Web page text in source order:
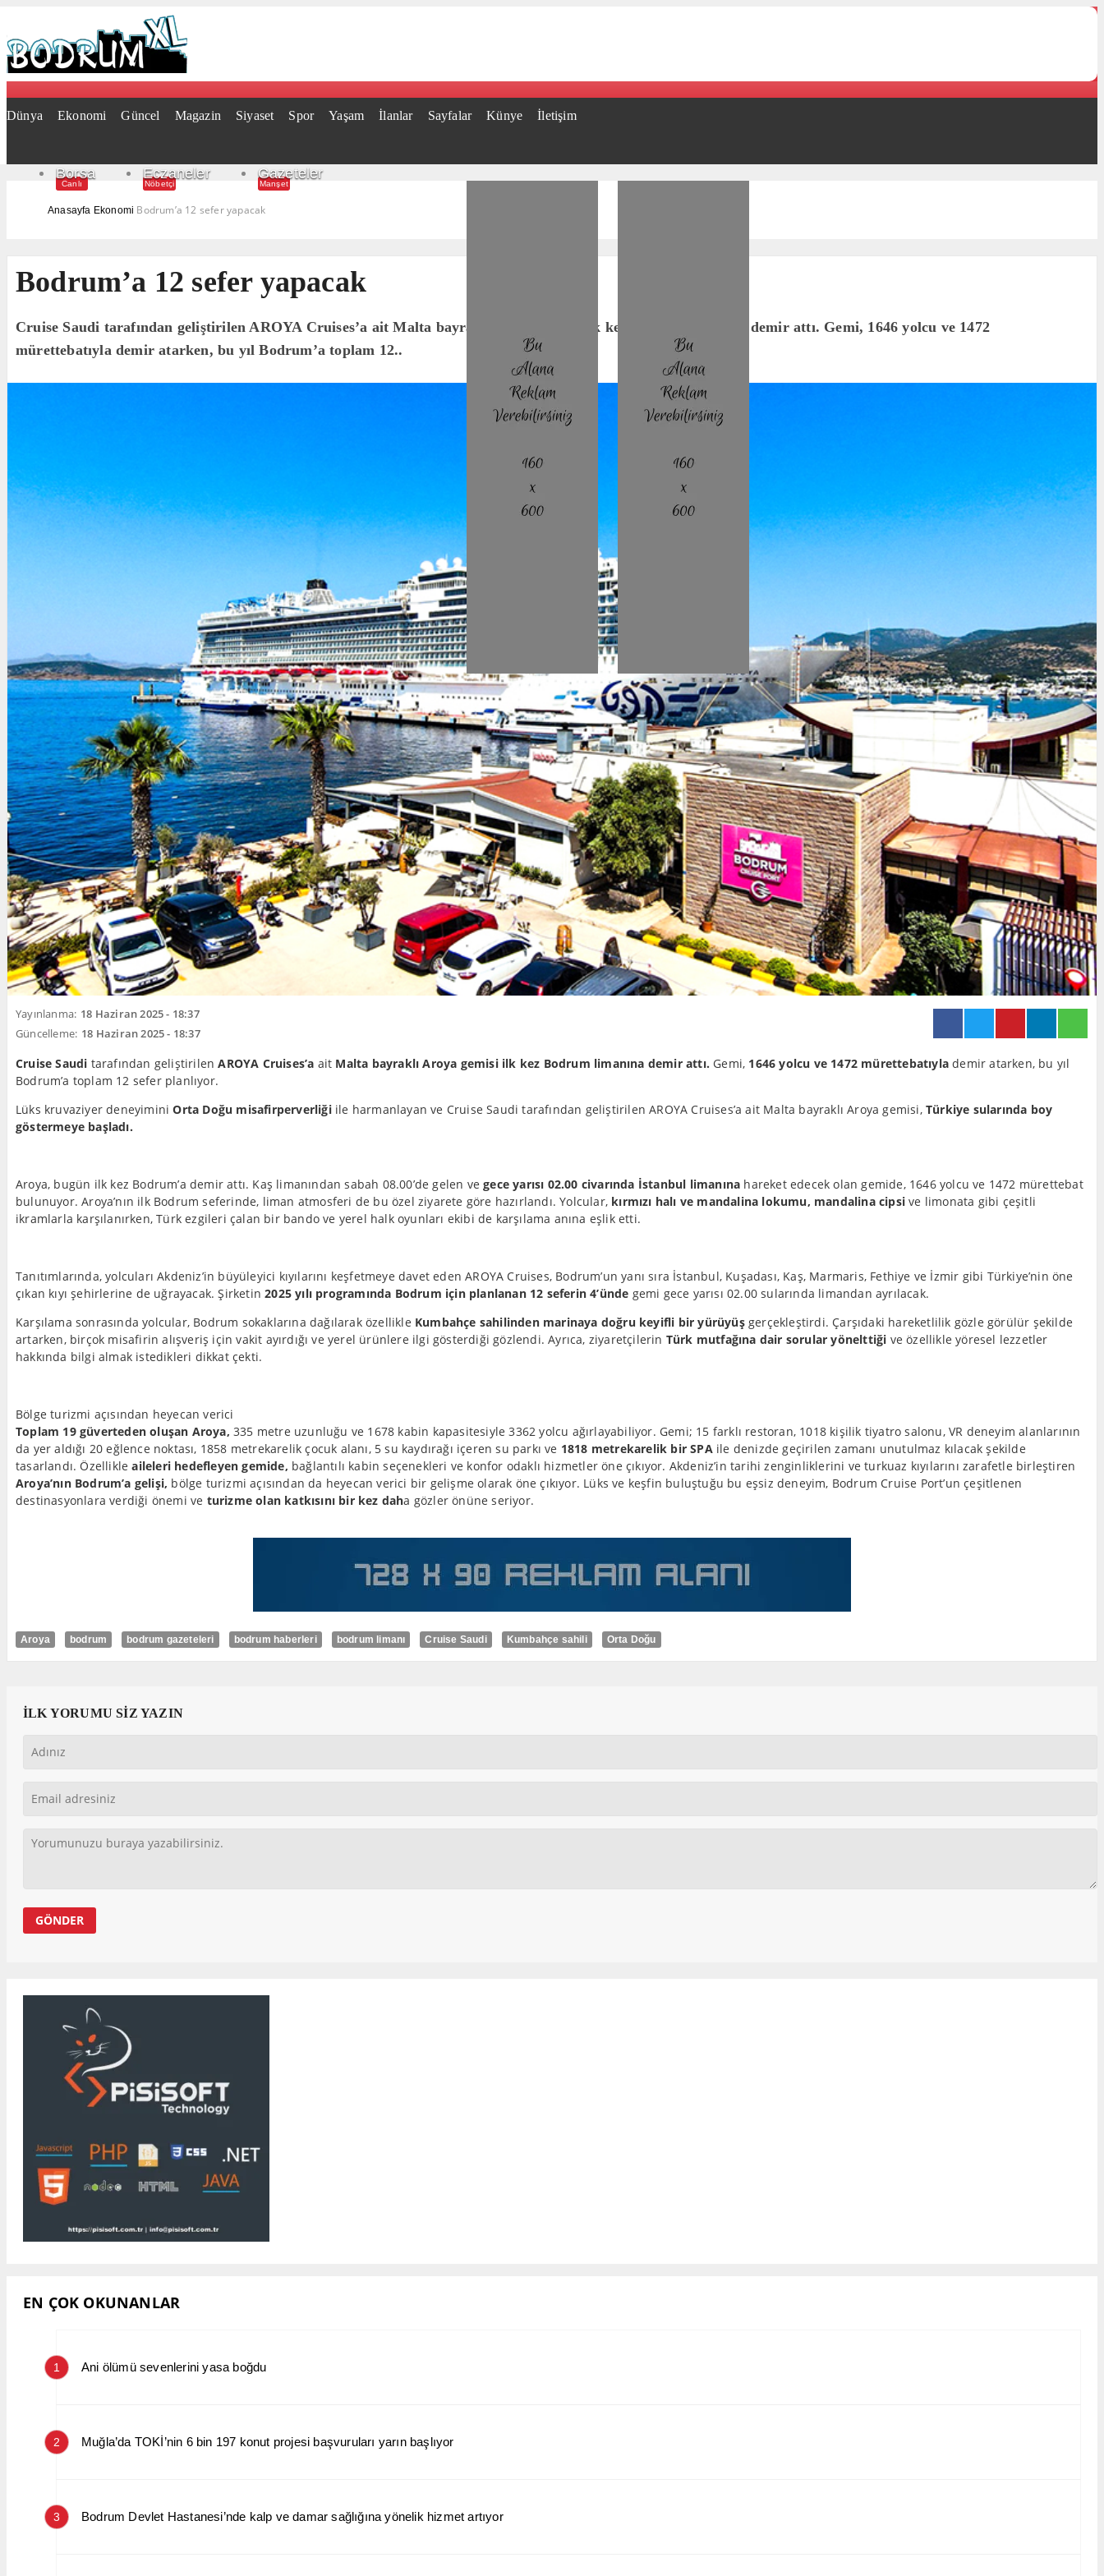
Dünya Ekonomi Güncel Magazin Siyaset Spor Yaşam İlanlar Sayfalar Künye İletişim
Borsa
Canlı
Eczaneler
Nöbetçi
Gazeteler
Manşet
Anasayfa Ekonomi Bodrum’a 12 sefer yapacak
Bodrum’a 12 sefer yapacak
Cruise Saudi tarafından geliştirilen AROYA Cruises’a ait Malta bayraklı Aroya gemisi ilk kez Bodrum limanına demir attı. Gemi, 1646 yolcu ve 1472
mürettebatıyla demir atarken, bu yıl Bodrum’a toplam 12..
Yayınlanma: 18 Haziran 2025 - 18:37
Güncelleme: 18 Haziran 2025 - 18:37
Cruise Saudi tarafından geliştirilen AROYA Cruises’a ait Malta bayraklı Aroya gemisi ilk kez Bodrum limanına demir attı. Gemi, 1646 yolcu ve 1472 mürettebatıyla demir atarken, bu yıl
Bodrum’a toplam 12 sefer planlıyor.
Lüks kruvaziyer deneyiminiOrta Doğu misafirperverliğiile harmanlayan ve Cruise Saudi tarafından geliştirilen AROYA Cruises’a ait Malta bayraklı Aroya gemisi,Türkiye sularında boy
göstermeye başladı.
Aroya, bugün ilk kez Bodrum’a demir attı. Kaş limanından sabah 08.00’de gelen vegece yarısı 02.00 civarında İstanbul limanına hareket edecek olan gemide, 1646 yolcu ve 1472 mürettebat
bulunuyor. Aroya’nın ilk Bodrum seferinde, liman atmosferi de bu özel ziyarete göre hazırlandı. Yolcular, kırmızı halı ve mandalina lokumu, mandalina cipsi ve limonata gibi çeşitli
ikramlarla karşılanırken, Türk ezgileri çalan bir bando ve yerel halk oyunları ekibi de karşılama anına eşlik etti.
Tanıtımlarında, yolcuları Akdeniz’in büyüleyici kıyılarını keşfetmeye davet eden AROYA Cruises, Bodrum’un yanı sıra İstanbul, Kuşadası, Kaş, Marmaris, Fethiye ve İzmir gibi Türkiye’nin öne
çıkan kıyı şehirlerine de uğrayacak. Şirketin2025 yılı programında Bodrum için planlanan 12 seferin 4’ünde gemi gece yarısı 02.00 sularında limandan ayrılacak.
Karşılama sonrasında yolcular, Bodrum sokaklarına dağılarak özellikle Kumbahçe sahilinden marinaya doğru keyifli bir yürüyüşgerçekleştirdi. Çarşıdaki hareketlilik gözle görülür şekilde
artarken, birçok misafirin alışveriş için vakit ayırdığı ve yerel ürünlere ilgi gösterdiği gözlendi. Ayrıca, ziyaretçilerin Türk mutfağına dair sorular yönelttiği ve özellikle yöresel lezzetler
hakkında bilgi almak istedikleri dikkat çekti.
Bölge turizmi açısından heyecan verici
Toplam 19 güverteden oluşan Aroya, 335 metre uzunluğu ve 1678 kabin kapasitesiyle 3362 yolcu ağırlayabiliyor. Gemi; 15 farklı restoran, 1018 kişilik tiyatro salonu, VR deneyim alanlarının
da yer aldığı 20 eğlence noktası, 1858 metrekarelik çocuk alanı, 5 su kaydırağı içeren su parkı ve 1818 metrekarelik bir SPAile denizde geçirilen zamanı unutulmaz kılacak şekilde
tasarlandı. Özellikleaileleri hedefleyen gemide, bağlantılı kabin seçenekleri ve konfor odaklı hizmetler öne çıkıyor. Akdeniz’in tarihi zenginliklerini ve turkuaz kıyılarını zarafetle birleştiren
Aroya’nın Bodrum’a gelişi, bölge turizmi açısından da heyecan verici bir gelişme olarak öne çıkıyor. Lüks ve keşfin buluştuğu bu eşsiz deneyim, Bodrum Cruise Port’un çeşitlenen
destinasyonlara verdiği önemi ve turizme olan katkısını bir kez daha gözler önüne seriyor.
Aroya bodrum bodrum gazeteleri bodrum haberleri bodrum limanı Cruise Saudi Kumbahçe sahili Orta Doğu
İLK YORUMU SİZ YAZIN
EN ÇOK OKUNANLAR
1 Ani ölümü sevenlerini yasa boğdu
2 Muğla’da TOKİ’nin 6 bin 197 konut projesi başvuruları yarın başlıyor
3 Bodrum Devlet Hastanesi’nde kalp ve damar sağlığına yönelik hizmet artıyor